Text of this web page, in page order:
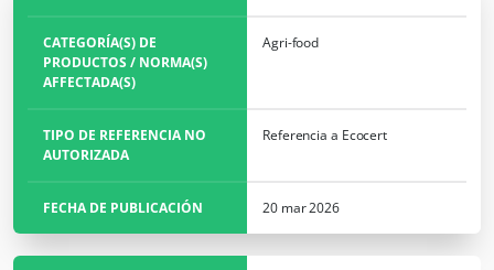
CATEGORÍA(S) DE
PRODUCTOS / NORMA(S)
AFFECTADA(S)
Agri-food
TIPO DE REFERENCIA NO
AUTORIZADA
Referencia a Ecocert
FECHA DE PUBLICACIÓN 20 mar 2026